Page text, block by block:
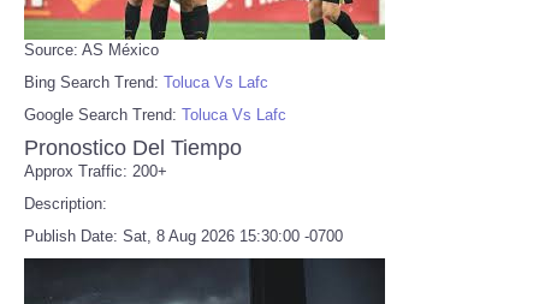
Source: AS México
Bing Search Trend: Toluca Vs Lafc
Google Search Trend: Toluca Vs Lafc
Pronostico Del Tiempo
Approx Traffic: 200+
Description:
Publish Date: Sat, 8 Aug 2026 15:30:00 -0700